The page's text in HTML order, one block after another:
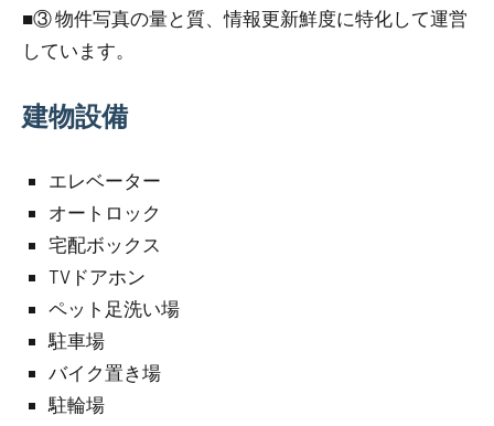
■③ 物件写真の量と質、情報更新鮮度に特化して運営
しています。
建物設備
エレベーター
オートロック
宅配ボックス
TVドアホン
ペット足洗い場
駐車場
バイク置き場
駐輪場